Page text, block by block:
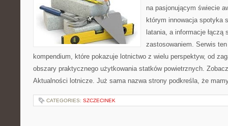
na pasjonującym świecie
którym innowacja spotyka
latania, a informacje
zastosowaniem. Serwis
kompendium, które pokazuje lotnictwo z wielu perspektyw, od
obszary praktycznego użytkowania statków powietrznych.
Aktualności lotnicze. Już sama nazwa strony podkreśla, że
CATEGORIES: SZCZECINEK